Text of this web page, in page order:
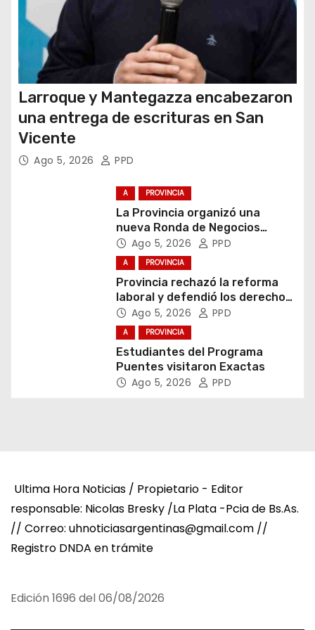
s
Larroque y Mantegazza encabezaron
una entrega de escrituras en San
Vicente
Ago 5, 2026 PPD
A PROVINCIA
La Provincia organizó una
nueva Ronda de Negocios
Internacional en Luján
Ago 5, 2026 PPD
A PROVINCIA
Provincia rechazó la reforma
laboral y defendió los derechos
de los trabajadores
Ago 5, 2026 PPD
A PROVINCIA
Estudiantes del Programa
Puentes visitaron Exactas
Ago 5, 2026 PPD
Ultima Hora Noticias / Propietario - Editor
responsable: Nicolas Bresky /La Plata -Pcia de Bs.As.
// Correo: uhnoticiasargentinas@gmail.com //
Registro DNDA en trámite
Edición 1696 del 06/08/2026